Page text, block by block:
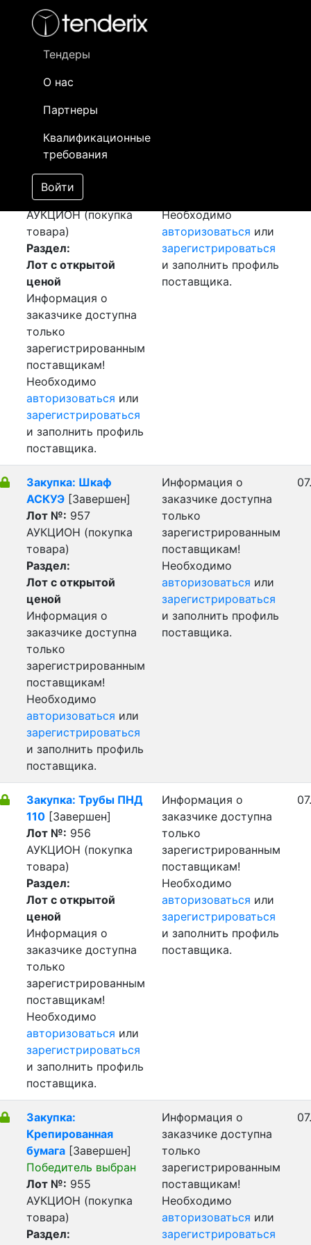
Тендеры
О нас
Партнеры
Квалификационные
требования
Войти
- активный лот
- сохраненный лот (не опубликован)
Закупка:
Ограничитель ОПН
[Завершен]
Победитель выбран
Лот №:958
АУКЦИОН (покупка
товара)
Раздел:
Лот с открытой
ценой
Информация о
заказчике доступна
только
зарегистрированным
поставщикам!
Необходимо
авторизоваться или
зарегистрироваться
и заполнить профиль
поставщика.
Необходимо
авторизоваться или
зарегистрироваться
и заполнить профиль
поставщика.
Закупка: Шкаф
АСКУЭ [Завершен]
Лот №: 957
АУКЦИОН (покупка
товара)
Раздел:
Лот с открытой
ценой
Информация о
заказчике доступна
только
зарегистрированным
поставщикам!
Необходимо
авторизоваться или
зарегистрироваться
и заполнить профиль
поставщика.
Информация о
заказчике доступна
только
зарегистрированным
поставщикам!
Необходимо
авторизоваться или
зарегистрироваться
и заполнить профиль
поставщика.
Закупка: Трубы ПНД
110 [Завершен]
Лот №: 956
АУКЦИОН (покупка
товара)
Раздел:
Лот с открытой
ценой
Информация о
заказчике доступна
только
зарегистрированным
поставщикам!
Необходимо
авторизоваться или
зарегистрироваться
и заполнить профиль
поставщика.
Информация о
заказчике доступна
только
зарегистрированным
поставщикам!
Необходимо
авторизоваться или
зарегистрироваться
и заполнить профиль
поставщика.
Закупка:
Крепированная
бумага [Завершен]
Победитель выбран
Лот №: 955
АУКЦИОН (покупка
товара)
Раздел:
Информация о
заказчике доступна
только
зарегистрированным
поставщикам!
Необходимо
авторизоваться или
зарегистрироваться